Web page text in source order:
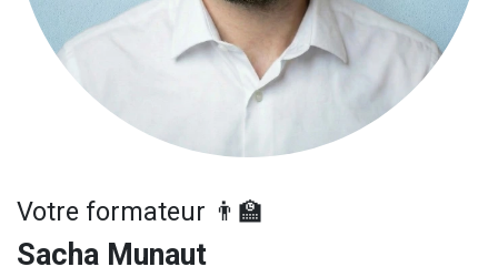
Votre formateur 👨‍🏫
Sacha Munaut